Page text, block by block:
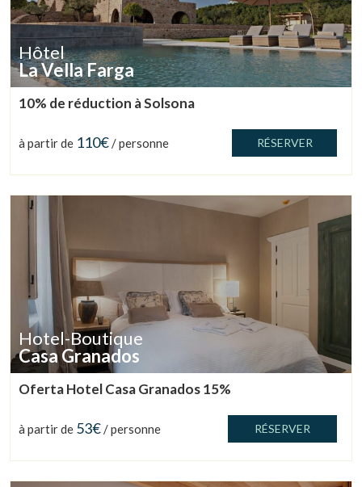
Hôtel
La Vella Farga
10% de réduction à Solsona
à partir de 110€/ personne RÉSERVER
Hotel-Boutique
Casa Granados
Oferta Hotel Casa Granados 15%
à partir de 53€/ personne RÉSERVER